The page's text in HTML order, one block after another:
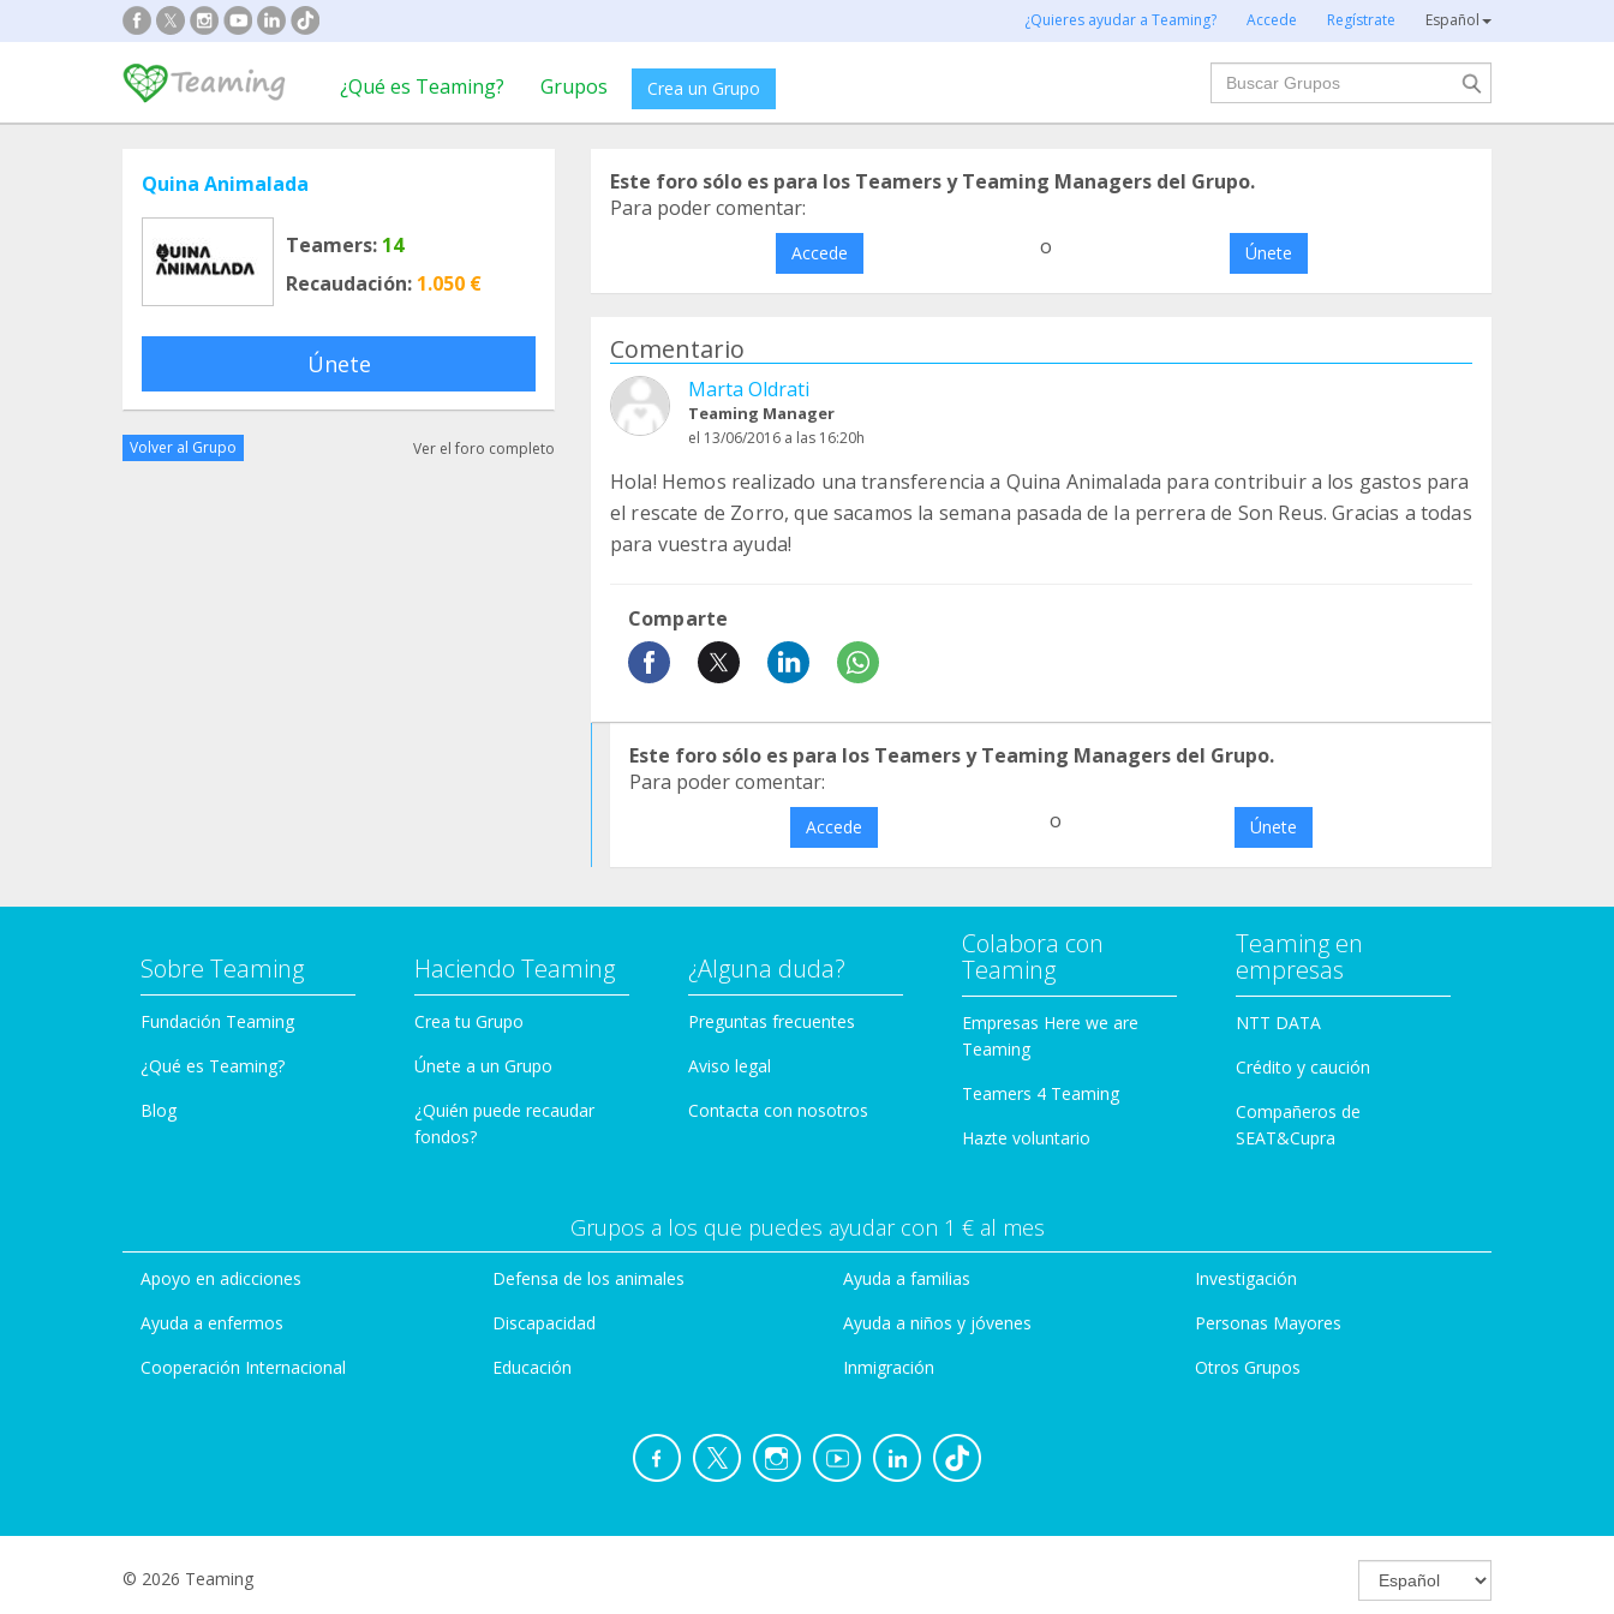
¿Quieres ayudar a Teaming? Accede Regístrate Español
¿Qué es Teaming? Grupos Crea un Grupo
Buscar
Quina Animalada
Teamers: 14
Recaudación: 1.050 €
Únete
Volver al Grupo Ver el foro completo
Este foro sólo es para los Teamers y Teaming Managers del Grupo.
Para poder comentar:
Accede o Únete
Comentario
Marta Oldrati
Teaming Manager
el 13/06/2016 a las 16:20h
Hola! Hemos realizado una transferencia a Quina Animalada para contribuir a los gastos para
el rescate de Zorro, que sacamos la semana pasada de la perrera de Son Reus. Gracias a todas
para vuestra ayuda!
Comparte
Este foro sólo es para los Teamers y Teaming Managers del Grupo.
Para poder comentar:
Accede o Únete
Sobre Teaming
Fundación Teaming
¿Qué es Teaming?
Blog
Haciendo Teaming
Crea tu Grupo
Únete a un Grupo
¿Quién puede recaudar
fondos?
¿Alguna duda?
Preguntas frecuentes
Aviso legal
Contacta con nosotros
Colabora con
Teaming
Empresas Here we are
Teaming
Teamers 4 Teaming
Hazte voluntario
Teaming en
empresas
NTT DATA
Crédito y caución
Compañeros de
SEAT&Cupra
Grupos a los que puedes ayudar con 1 € al mes
Apoyo en adicciones
Ayuda a enfermos
Cooperación Internacional
Defensa de los animales
Discapacidad
Educación
Ayuda a familias
Ayuda a niños y jóvenes
Inmigración
Investigación
Personas Mayores
Otros Grupos
© 2026 Teaming